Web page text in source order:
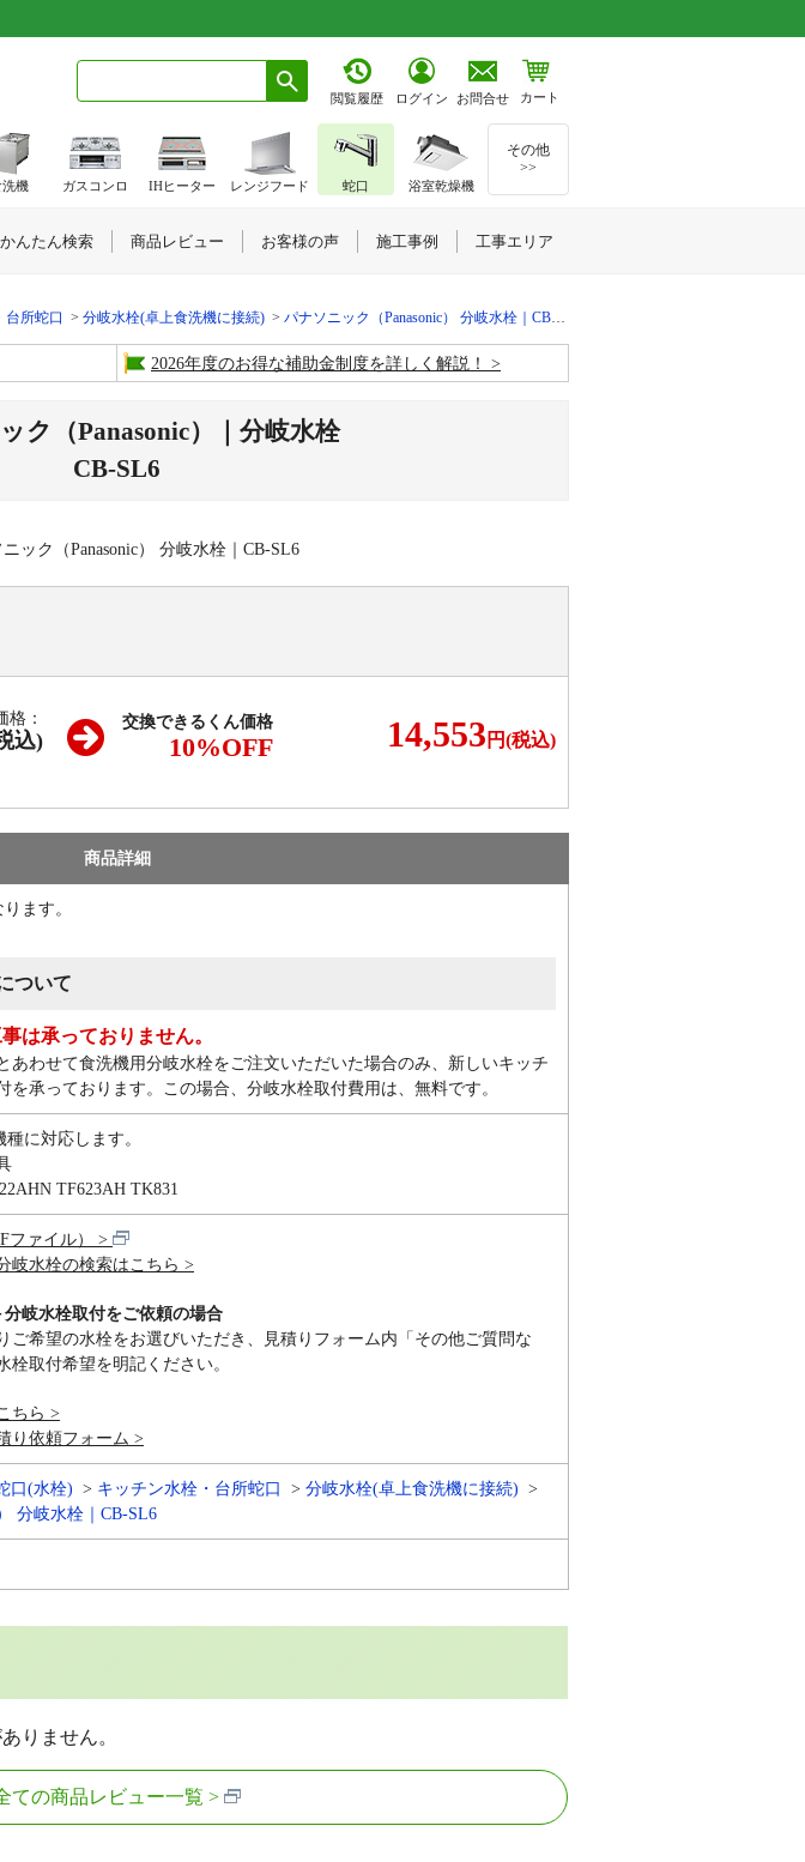
閲覧履歴 ログイン お問合せ カート
台所蛇口 分岐水栓(卓上食洗機に接続) パナソニック（Panasonic） 分岐水栓｜CB-SL6
2026年度のお得な補助金制度を詳しく解説！
ク（Panasonic）｜分岐水栓
CB-SL6
格：
込)
交換できるくん価格
10%OFF 14,553 円(税込)
商品詳細
ます。
ついて
は承っておりません。
あわせて食洗機用分岐水栓をご注文いただいた場合のみ、新しいキッチ
を承っております。この場合、分岐水栓取付費用は、無料です。
に対応します。
TF623AH TK831
ァイル）
岐水栓の検索はこちら
岐水栓取付をご依頼の場合
ご希望の水栓をお選びいただき、見積りフォーム内「その他ご質問な
栓取付希望を明記ください。
ちら
り依頼フォーム
口(水栓) キッチン水栓・台所蛇口
分岐水栓(卓上食洗機に接続)
分岐水栓｜CB-SL6
りません。
ての商品レビュー一覧
洗機 ガスコンロ IHヒーター レンジフード 蛇口 浴室乾燥機
その他
>>
かんたん検索 商品レビュー お客様の声 施工事例 工事エリア